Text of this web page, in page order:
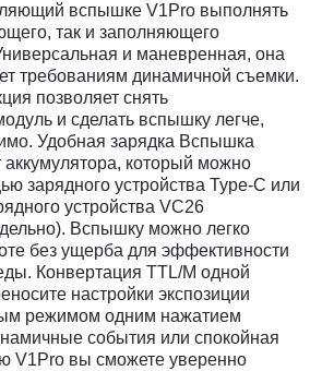
вспышке V1Pro выполнять
так и заполняющего
и маневренная, она
требованиям динамичной съемки.
позволяет снять
и сделать вспышку легче,
Удобная зарядка Вспышка
аккумулятора, который можно
зарядного устройства Type-C или
устройства VC26
Вспышку можно легко
без ущерба для эффективности
Конвертация TTL/M одной
настройки экспозиции
режимом одним нажатием
события или спокойная
V1Pro вы сможете уверенно